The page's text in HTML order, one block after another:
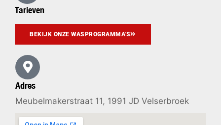
Tarieven
BEKIJK ONZE WASPROGRAMMA'S
Adres
Meubelmakerstraat 11, 1991 JD Velserbroek